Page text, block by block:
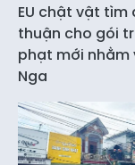
EU chật vật tìm
thuận cho gói
phạt mới nhằm
Nga